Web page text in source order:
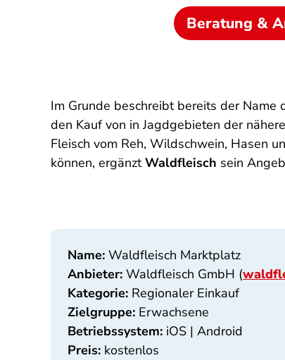
Beratung &
Im Grunde beschreibt bereits der Name
den Kauf von in Jagdgebieten der
Fleisch vom Reh, Wildschwein, Hasen
können, ergänztWaldfleisch sein
Name: Waldfleisch Marktplatz
Anbieter: Waldfleisch GmbH (
Kategorie: Regionaler Einkauf
Zielgruppe: Erwachsene
Betriebssystem: iOS | Android
Preis: kostenlos